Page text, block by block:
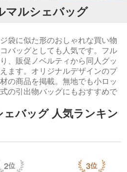
マルシェバッグ
袋に似た形のおしゃれな買い物
バッグとしても人気です。フル
、販促ノベルティから同人グッ
ます。オリジナルデザインのプ
の商品を掲載。無地でも小ロッ
の引出物バッグにもおすすめで
バッグ 人気ランキン
2 3